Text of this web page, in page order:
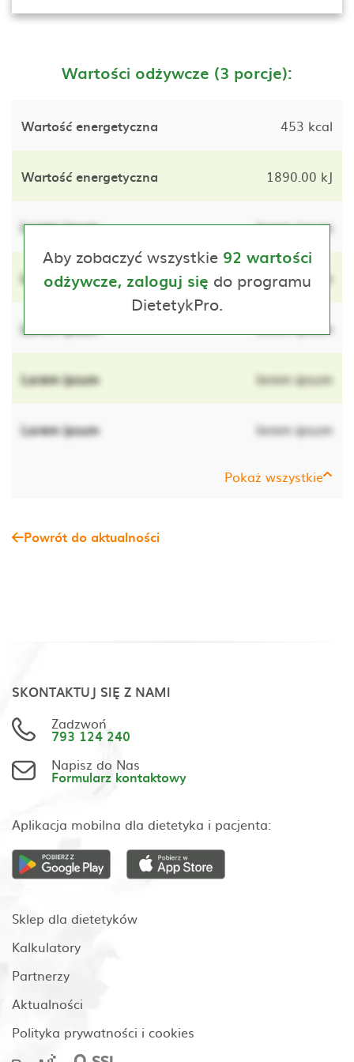
Wartości odżywcze (3 porcje):
Wartość energetyczna 453 kcal
Wartość energetyczna 1890.00 kJ
Lorem ipsum lorem ipsum
Lorem ipsum lorem ipsum
Lorem ipsum lorem ipsum
Lorem ipsum lorem ipsum
Lorem ipsum lorem ipsum
Pokaż wszystkie
Aby zobaczyć wszystkie 92 wartości
odżywcze, zaloguj się do programu
DietetykPro.
Powrót do aktualności
SKONTAKTUJ SIĘ Z NAMI
Zadzwoń
793 124 240
Napisz do Nas
Formularz kontaktowy
Aplikacja mobilna dla dietetyka i pacjenta:
Sklep dla dietetyków
Kalkulatory
Partnerzy
Aktualności
Polityka prywatności i cookies